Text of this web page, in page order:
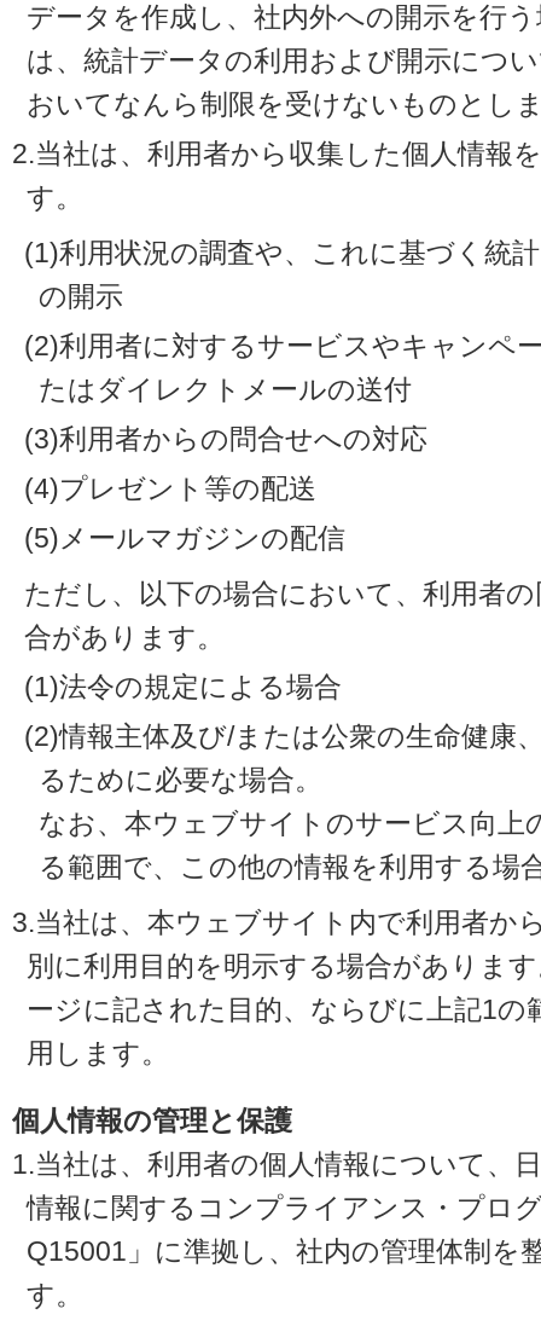
データを作成し、社内外への開示を行
は、統計データの利用および開示につ
おいてなんら制限を受けないものとし
2.当社は、利用者から収集した個人情報
す。
(1)利用状況の調査や、これに基づく統
の開示
(2)利用者に対するサービスやキャンペ
たはダイレクトメールの送付
(3)利用者からの問合せへの対応
(4)プレゼント等の配送
(5)メールマガジンの配信
ただし、以下の場合において、利用者
合があります。
(1)法令の規定による場合
(2)情報主体及び/または公衆の生命健康
るために必要な場合。
なお、本ウェブサイトのサービス向上
る範囲で、この他の情報を利用する場
3.当社は、本ウェブサイト内で利用者か
別に利用目的を明示する場合がありま
ージに記された目的、ならびに上記1の
用します。
個人情報の管理と保護
1.当社は、利用者の個人情報について、
情報に関するコンプライアンス・プロ
Q15001」に準拠し、社内の管理体制を
す。